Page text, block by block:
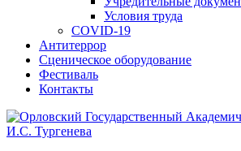
Условия труда
COVID-19
Антитеррор
Сценическое оборудование
Фестиваль
Контакты